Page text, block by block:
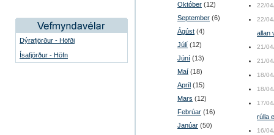
Dýrafjörður - Höfði
Ísafjörður - Höfn
Október (12)
September (6)
Ágúst (4)
Júlí (12)
Júní (13)
Maí (18)
Apríl (15)
Mars (12)
Febrúar (16)
Janúar (50)
22/
22/
allan
21/
21/
18/
18/
17/
rúlla
16/